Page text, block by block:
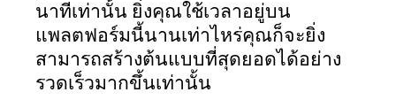
นาทีเท่านั้น ยิ่งคุณใช้เวลาอยู่บน
แพลตฟอร์มนี้นานเท่าไหร่คุณก็จะยิ่ง
สามารถสร้างต้นแบบที่สุดยอดได้อย่าง
รวดเร็วมากขึ้นเท่านั้น